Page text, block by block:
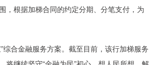
，根据加梯合同的约定分期、分笔支付，为
合金融服务方案。截至目前，该行加梯服务